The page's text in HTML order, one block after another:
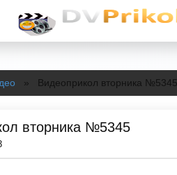
» Видеоприкол вторника №5345
вторника №5345